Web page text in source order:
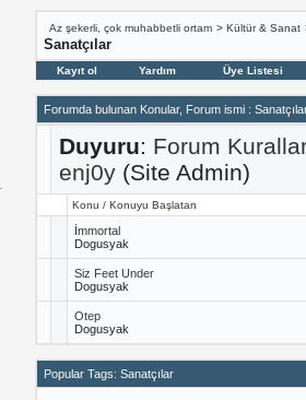
Az şekerli, çok muhabbetli ortam > Kültür & Sanat
Sanatçılar
Kayıt ol Yardım Üye Listesi
Forumda bulunan Konular, Forum ismi :
Duyuru: Forum
enj0y (Site Admin)
Konu / Konuyu Başlatan
İmmortal
Dogusyak
Siz Feet Under
Dogusyak
Otep
Dogusyak
Popular Tags: Sanatçılar